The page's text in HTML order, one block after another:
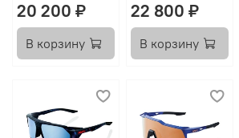
20 200 ₽
В корзину
22 800 ₽
В корзину